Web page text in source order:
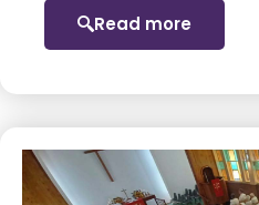
Read more